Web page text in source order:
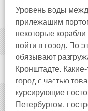
Уровень воды
прилежащим
некоторые корабли
войти в город. По
обязывают
Кронштадте.
город с частью
курсирующие
Петербургом,